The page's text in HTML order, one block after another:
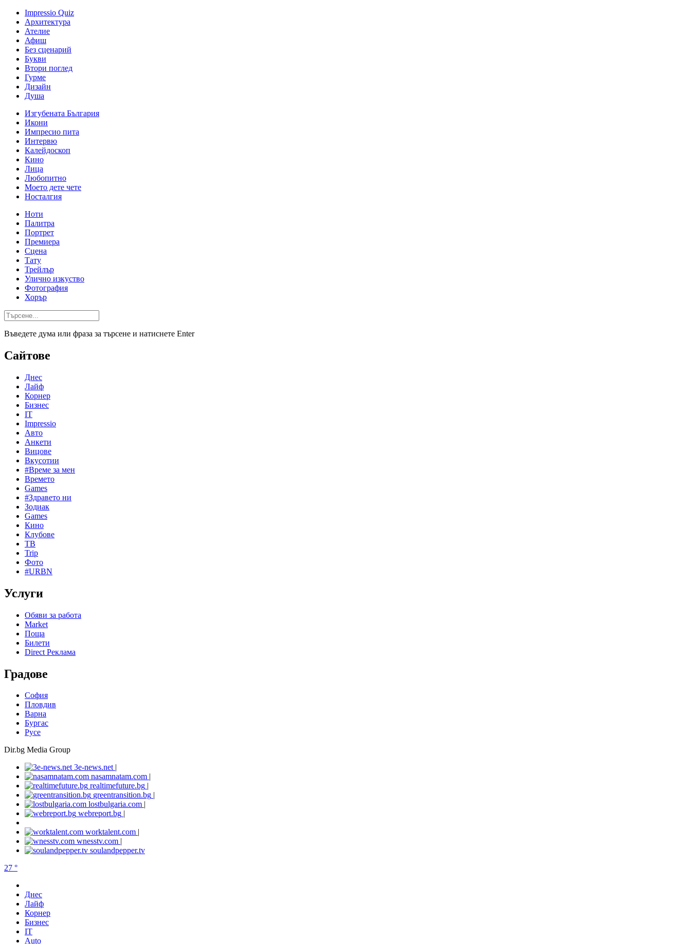
Impressio Quiz
Архитектура
Ателие
Афиш
Без сценарий
Букви
Втори поглед
Гурме
Дизайн
Душа
Изгубената България
Икони
Импресио пита
Интервю
Калейдоскоп
Кино
Лица
Любопитно
Моето дете чете
Носталгия
Ноти
Палитра
Портрет
Премиера
Сцена
Тату
Трейлър
Улично изкуство
Фотография
Хорър
Въведете дума или фраза за търсене и натиснете Enter
Сайтове
Днес
Лайф
Корнер
Бизнес
IT
Impressio
Авто
Анкети
Вицове
Вкусотии
#Време за мен
Времето
Games
#Здравето ни
Зодиак
Games
Кино
Клубове
ТВ
Trip
Фото
#URBN
Услуги
Обяви за работа
Market
Поща
Билети
Direct Реклама
Градове
София
Пловдив
Варна
Бургас
Русе
Dir.bg Media Group
3e-news.net |
nasamnatam.com |
realtimefuture.bg |
greentransition.bg |
lostbulgaria.com |
webreport.bg |
worktalent.com |
wnesstv.com |
soulandpepper.tv
27 °
Днес
Лайф
Корнер
Бизнес
IT
Auto